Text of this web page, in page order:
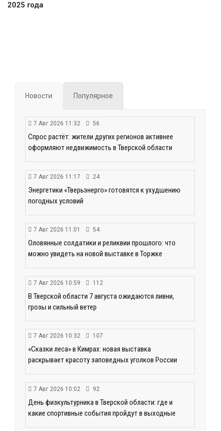
2025 года
Новости Популярное
7 Авг 2026 11:32 56
Спрос растёт: жители других регионов активнее
оформляют недвижимость в Тверской области
7 Авг 2026 11:17 24
Энергетики «Тверьэнерго» готовятся к ухудшению
погодных условий
7 Авг 2026 11:01 54
Оловянные солдатики и реликвии прошлого: что
можно увидеть на новой выставке в Торжке
7 Авг 2026 10:59 112
В Тверской области 7 августа ожидаются ливни,
грозы и сильный ветер
7 Авг 2026 10:32 107
«Сказки леса» в Кимрах: новая выставка
раскрывает красоту заповедных уголков России
7 Авг 2026 10:02 92
День физкультурника в Тверской области: где и
какие спортивные события пройдут в выходные